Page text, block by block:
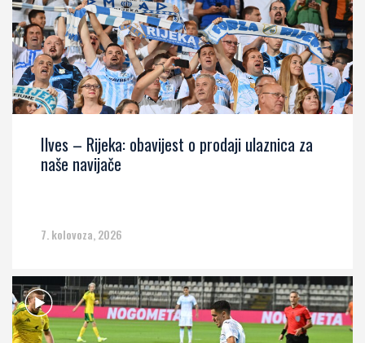
Ilves – Rijeka: obavijest o prodaji ulaznica za
naše navijače
7. kolovoza, 2026